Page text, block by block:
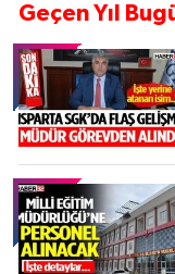
Geçen Yıl